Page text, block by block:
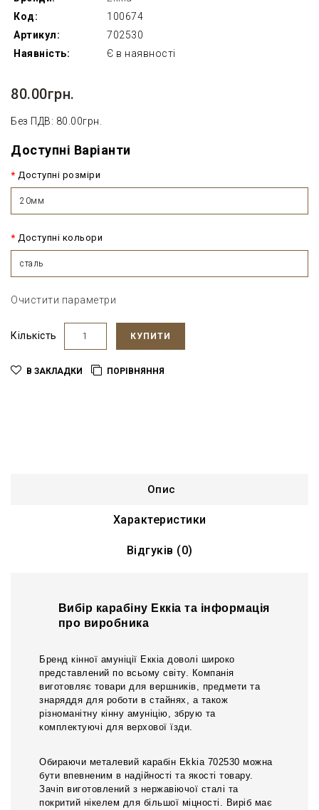
Код:
100674
Артикул:
702530
Наявність:
Є в наявності
80.00грн.
Без ПДВ: 80.00грн.
Доступні Варіанти
Доступні розміри
20мм
Доступні кольори
сталь
Очистити параметри
Кількість КУПИТИ
В ЗАКЛАДКИ ПОРІВНЯННЯ
Опис
Характеристики
Відгуків (0)
Вибір карабіну Еккіа та інформація
про виробника
Бренд кінної амуніції Еккіа доволі широко
представлений по всьому світу. Компанія
виготовляє товари для вершників, предмети та
знаряддя для роботи в стайнях, а також
різноманітну кінну амуніцію, збрую та
комплектуючі для верхової їзди.
Обираючи металевий карабін Ekkia 702530 можна
бути впевненим в надійності та якості товару.
Зачіп виготовлений з нержавіючої сталі та
покритий нікелем для більшої міцності. Виріб має